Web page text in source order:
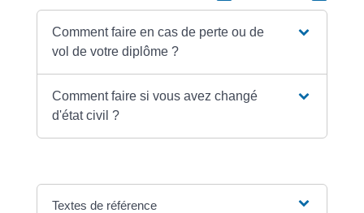
Comment faire en cas de perte ou de
vol de votre diplôme ?
Comment faire si vous avez changé
d'état civil ?
Textes de référence